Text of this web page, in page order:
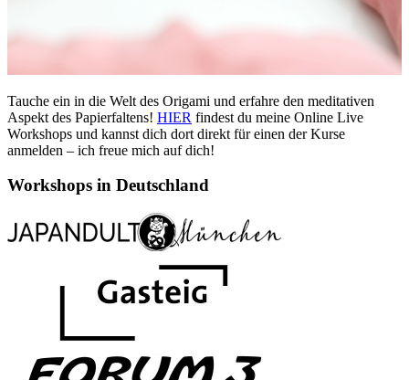
Tauche ein in die Welt des Origami und erfahre den meditativen
Aspekt des Papierfaltens! HIER findest du meine Online Live
Workshops und kannst dich dort direkt für einen der Kurse
anmelden – ich freue mich auf dich!
Workshops in Deutschland